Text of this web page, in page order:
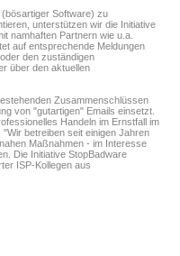
Software) zu
unterstützen wir die Initiative
namhaften Partnern wie u.a.
auf entsprechende Meldungen
den zuständigen
über den aktuellen
Zusammenschlüssen
von "gutartigen" Emails einsetzt.
Handeln im Ernstfall im
betreiben seit einigen Jahren
Maßnahmen - im Interesse
Die Initiative StopBadware
ISP-Kollegen aus